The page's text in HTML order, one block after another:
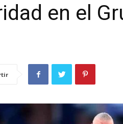
en el